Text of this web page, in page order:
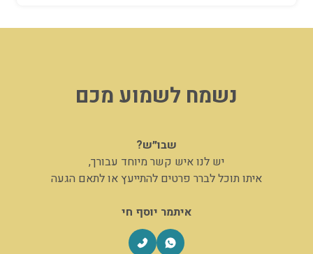
נשמח לשמוע מכם
שבו״ש?
יש לנו איש קשר מיוחד עבורך,
איתו תוכל לברר פרטים להתייעץ או לתאם הגעה
איתמר יוסף חי